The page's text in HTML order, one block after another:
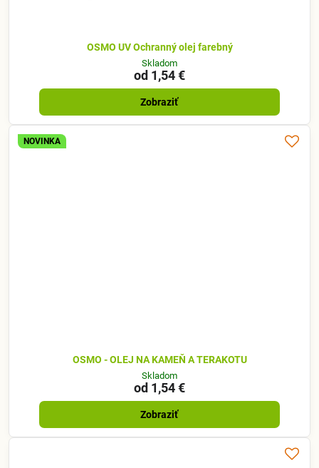
OSMO UV Ochranný olej farebný
Skladom
od 1,54 €
Zobraziť
NOVINKA
OSMO - OLEJ NA KAMEŇ A TERAKOTU
Skladom
od 1,54 €
Zobraziť